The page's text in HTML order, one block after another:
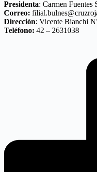
Presidenta: Carmen Fuentes
Correo:
Dirección: Vicente Bianchi
Teléfono: 42 – 2631038